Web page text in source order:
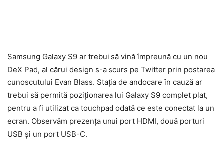
Samsung Galaxy S9 ar trebui să vină împreună cu un nou
DeX Pad, al cărui design s-a scurs pe Twitter prin postarea
cunoscutului Evan Blass. Stația de andocare în cauză ar
trebui să permită poziționarea lui Galaxy S9 complet plat,
pentru a fi utilizat ca touchpad odată ce este conectat la un
ecran. Observăm prezența unui port HDMI, două porturi
USB și un port USB-C.